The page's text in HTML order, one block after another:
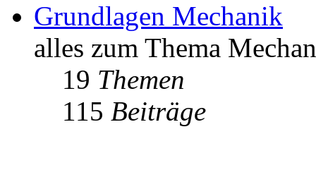
Grundlagen Mechanik
alles zum Thema
19 Themen
115 Beiträge